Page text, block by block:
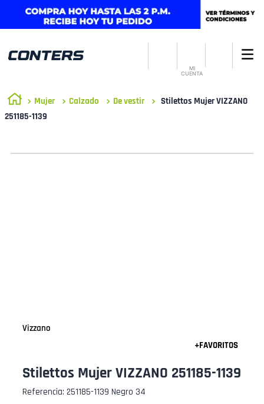
MI
CUENTA
Mujer Calzado De vestir
Stilettos Mujer VIZZANO
251185-1139
Vizzano
Stilettos Mujer VIZZANO 251185-1139
Referencia: 251185-1139 Negro 34